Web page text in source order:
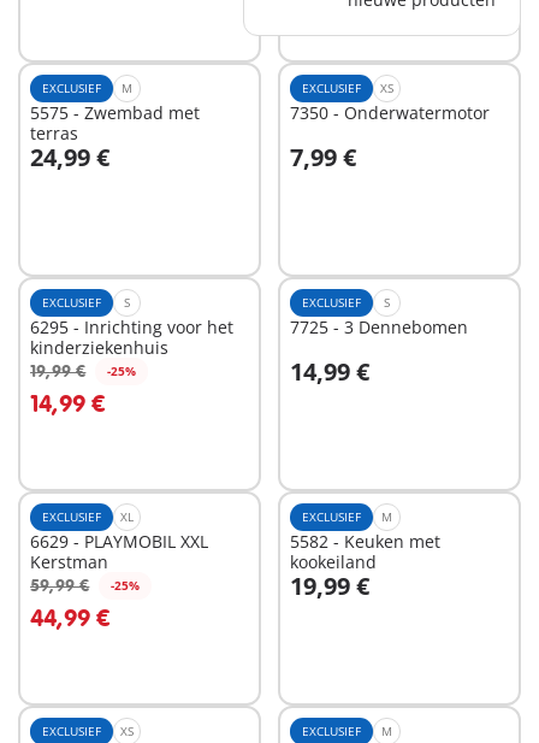
EXCLUSIEF M
5575 - Zwembad met
terras
24,99 €
In winkelwagen
EXCLUSIEF XS
7350 - Onderwatermotor
7,99 €
In winkelwagen
EXCLUSIEF S
6295 - Inrichting voor het
kinderziekenhuis
19,99 € -25%
14,99 €
In winkelwagen
EXCLUSIEF S
7725 - 3 Dennebomen
14,99 €
In winkelwagen
EXCLUSIEF XL
6629 - PLAYMOBIL XXL
Kerstman
59,99 € -25%
44,99 €
In winkelwagen
EXCLUSIEF M
5582 - Keuken met
kookeiland
19,99 €
In winkelwagen
EXCLUSIEF XS EXCLUSIEF M